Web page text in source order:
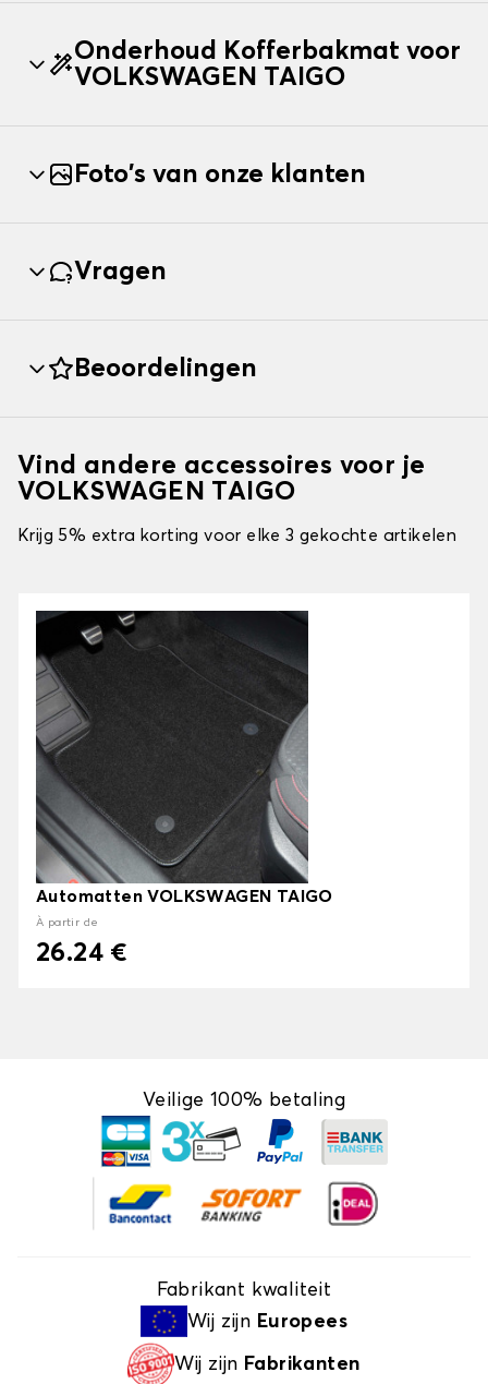
Onderhoud Kofferbakmat voor
VOLKSWAGEN TAIGO
Foto's van onze klanten
Vragen
Beoordelingen
Vind andere accessoires voor je
VOLKSWAGEN TAIGO
Krijg 5% extra korting voor elke 3 gekochte artikelen
Automatten VOLKSWAGEN TAIGO
À partir de
26.24 €
Veilige 100% betaling
Fabrikant kwaliteit
Wij zijn Europees
Wij zijn Fabrikanten